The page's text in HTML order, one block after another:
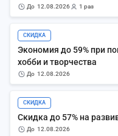
до 12.08.2026 1 раз
СКИДКА
Экономия до 59% при
хобби и творчества
до 12.08.2026
СКИДКА
Скидка до 57% на
до 12.08.2026